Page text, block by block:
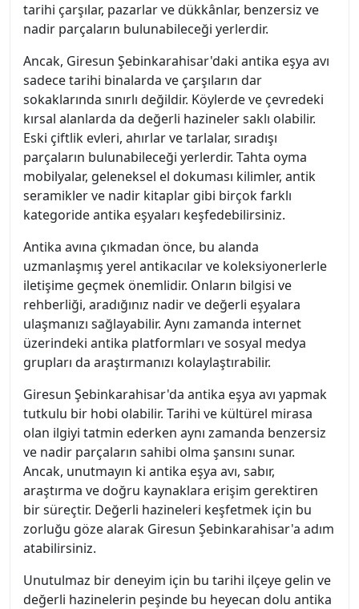
tarihi çarşılar, pazarlar ve dükkânlar, benzersiz ve
nadir parçaların bulunabileceği yerlerdir.
Ancak, Giresun Şebinkarahisar'daki antika eşya avı
sadece tarihi binalarda ve çarşıların dar
sokaklarında sınırlı değildir. Köylerde ve çevredeki
kırsal alanlarda da değerli hazineler saklı olabilir.
Eski çiftlik evleri, ahırlar ve tarlalar, sıradışı
parçaların bulunabileceği yerlerdir. Tahta oyma
mobilyalar, geleneksel el dokuması kilimler, antik
seramikler ve nadir kitaplar gibi birçok farklı
kategoride antika eşyaları keşfedebilirsiniz.
Antika avına çıkmadan önce, bu alanda
uzmanlaşmış yerel antikacılar ve koleksiyonerlerle
iletişime geçmek önemlidir. Onların bilgisi ve
rehberliği, aradığınız nadir ve değerli eşyalara
ulaşmanızı sağlayabilir. Aynı zamanda internet
üzerindeki antika platformları ve sosyal medya
grupları da araştırmanızı kolaylaştırabilir.
Giresun Şebinkarahisar'da antika eşya avı yapmak
tutkulu bir hobi olabilir. Tarihi ve kültürel mirasa
olan ilgiyi tatmin ederken aynı zamanda benzersiz
ve nadir parçaların sahibi olma şansını sunar.
Ancak, unutmayın ki antika eşya avı, sabır,
araştırma ve doğru kaynaklara erişim gerektiren
bir süreçtir. Değerli hazineleri keşfetmek için bu
zorluğu göze alarak Giresun Şebinkarahisar'a adım
atabilirsiniz.
Unutulmaz bir deneyim için bu tarihi ilçeye gelin ve
değerli hazinelerin peşinde bu heyecan dolu antika